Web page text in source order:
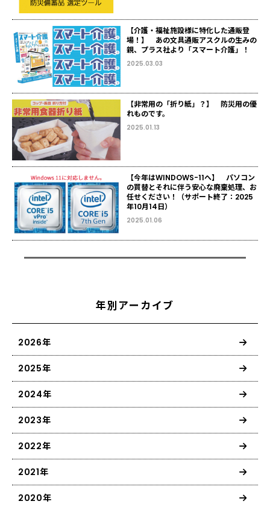
【介護・福祉施設様に特化した通販登
場！】 あの文具通販アスクルの生みの
親、プラス社より「スマート介護」！
2025.03.03
【非常用の「折り紙」？】 防災用の優
れものです。
2025.01.13
【今年はWINDOWS-11へ】 パソコン
の買替とそれに伴う安心な廃棄処理、お
任せください！（サポート終了：2025
年10月14日）
2025.01.06
年別アーカイブ
2026年
2025年
2024年
2023年
2022年
2021年
2020年